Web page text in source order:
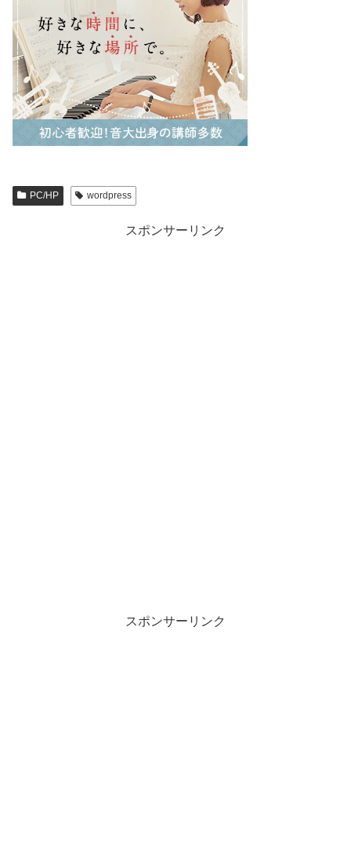
PC/HP wordpress
スポンサーリンク
スポンサーリンク